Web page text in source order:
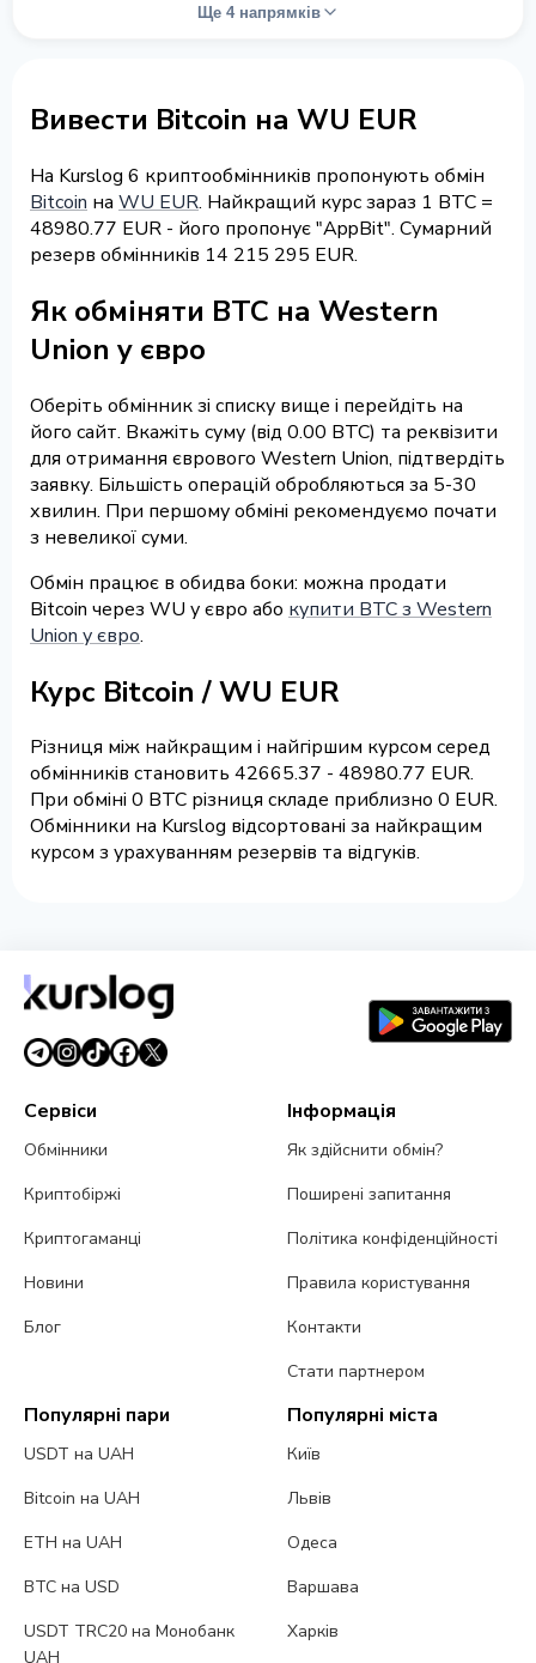
Ще 4 напрямків
Вивести Bitcoin на WU EUR
На Kurslog 6 криптообмінників пропонують обмін
Bitcoin на WU EUR. Найкращий курс зараз 1 BTC =
48980.77 EUR - його пропонує "AppBit". Сумарний
резерв обмінників 14 215 295 EUR.
Як обміняти BTC на Western
Union у євро
Оберіть обмінник зі списку вище і перейдіть на
його сайт. Вкажіть суму (від 0.00 BTC) та реквізити
для отримання єврового Western Union, підтвердіть
заявку. Більшість операцій обробляються за 5-30
хвилин. При першому обміні рекомендуємо почати
з невеликої суми.
Обмін працює в обидва боки: можна продати
Bitcoin через WU у євро або купити BTC з Western
Union у євро.
Курс Bitcoin / WU EUR
Різниця між найкращим і найгіршим курсом серед
обмінників становить 42665.37 - 48980.77 EUR.
При обміні 0 BTC різниця складе приблизно 0 EUR.
Обмінники на Kurslog відсортовані за найкращим
курсом з урахуванням резервів та відгуків.
Сервіси
Обмінники
Криптобіржі
Криптогаманці
Новини
Блог
Інформація
Як здійснити обмін?
Поширені запитання
Політика конфіденційності
Правила користування
Контакти
Стати партнером
Популярні пари
USDT на UAH
Bitcoin на UAH
ETH на UAH
BTC на USD
USDT TRC20 на Монобанк
UAH
Популярні міста
Київ
Львів
Одеса
Варшава
Харків